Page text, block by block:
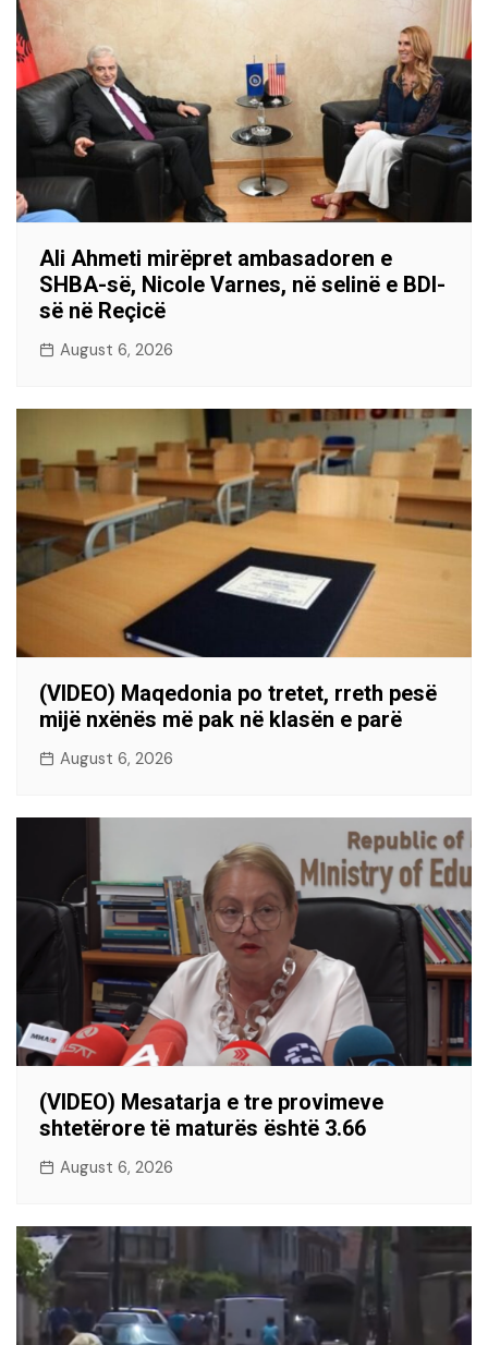
Ali Ahmeti mirëpret ambasadoren e
SHBA-së, Nicole Varnes, në selinë e BDI-
së në Reçicë
August 6, 2026
(VIDEO) Maqedonia po tretet, rreth pesë
mijë nxënës më pak në klasën e parë
August 6, 2026
(VIDEO) Mesatarja e tre provimeve
shtetërore të maturës është 3.66
August 6, 2026